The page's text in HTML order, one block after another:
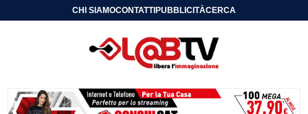
CHI SIAMOCONTATTIPUBBLICITÀCERCA